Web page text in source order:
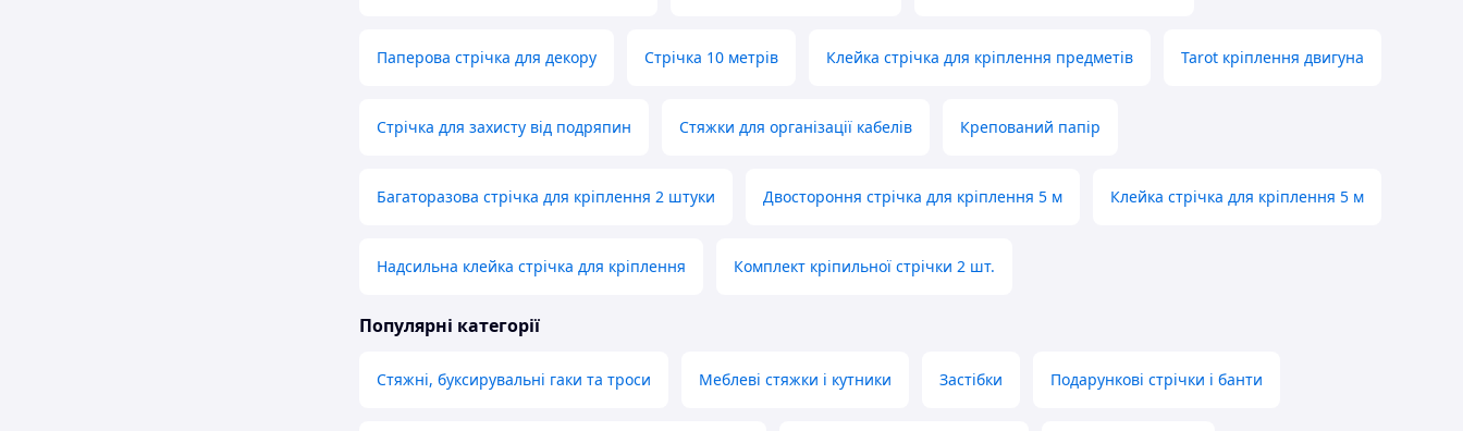
Паперова стрічка для декору Стрічка 10 метрів Клейка стрічка для кріплення предметів Tarot кріплення двигуна
Стрічка для захисту від подряпин Стяжки для організації кабелів Крепований папір
Багаторазова стрічка для кріплення 2 штуки Двостороння стрічка для кріплення 5 м Клейка стрічка для кріплення 5 м
Надсильна клейка стрічка для кріплення Комплект кріпильної стрічки 2 шт.
Популярні категорії
Стяжні, буксирувальні гаки та троси Меблеві стяжки і кутники Застібки Подарункові стрічки і банти